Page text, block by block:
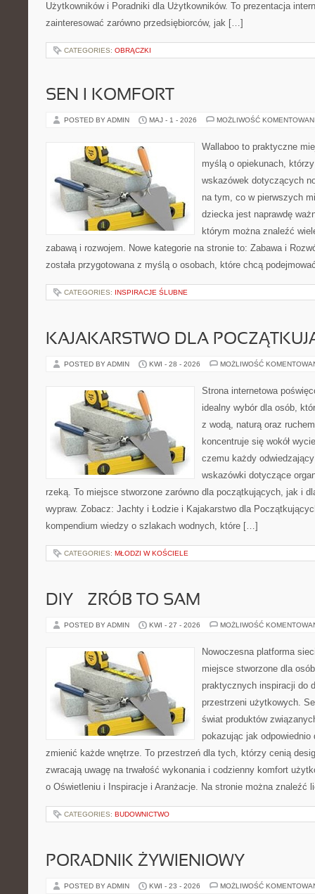
Użytkowników i Poradniki dla Użytkowników. To prezentacja
zainteresować zarówno przedsiębiorców, jak […]
CATEGORIES: OBRĄCZKI
SEN I KOMFORT
POSTED BY ADMIN MAJ - 1 - 2026 MOŻLIWOŚĆ
Wallaboo to praktyczne
myślą o opiekunach,
wskazówek dotyczących
na tym, co w pierwszych
dziecka jest naprawdę
którym można znaleźć
zabawą i rozwojem. Nowe kategorie na stronie to: Zabawa i
została przygotowana z myślą o osobach, które chcą
CATEGORIES: INSPIRACJE ŚLUBNE
KAJAKARSTWO DLA
POSTED BY ADMIN KWI - 28 - 2026 MOŻLIWOŚĆ
Strona internetowa
idealny wybór dla osób,
z wodą, naturą oraz
koncentruje się wokół
czemu każdy
wskazówki dotyczące
rzeką. To miejsce stworzone zarówno dla początkujących, jak i
wypraw. Zobacz: Jachty i Łodzie i Kajakarstwo dla
kompendium wiedzy o szlakach wodnych, które […]
CATEGORIES: MŁODZI W KOŚCIELE
DIY – ZRÓB TO SAM
POSTED BY ADMIN KWI - 27 - 2026 MOŻLIWOŚĆ
Nowoczesna platforma
miejsce stworzone dla
praktycznych inspiracji do
przestrzeni użytkowych.
świat produktów
pokazując jak odpowiednio
zmienić każde wnętrze. To przestrzeń dla tych, którzy cenią
zwracają uwagę na trwałość wykonania i codzienny komfort
o Oświetleniu i Inspiracje i Aranżacje. Na stronie można znaleźć
CATEGORIES: BUDOWNICTWO
PORADNIK ŻYWIENIOWY
POSTED BY ADMIN KWI - 23 - 2026 MOŻLIWOŚĆ